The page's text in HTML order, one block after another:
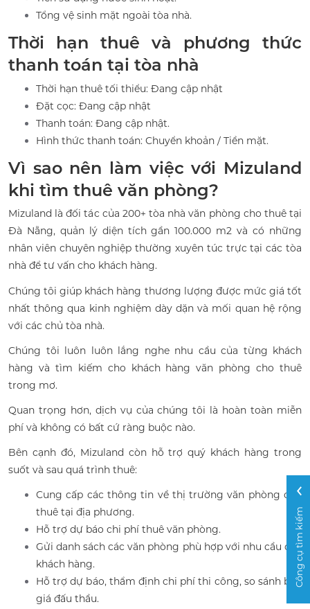
Tổng vệ sinh mặt ngoài tòa nhà.
Thời hạn thuê và phương thức
thanh toán tại tòa nhà
Thời hạn thuê tối thiểu: Đang cập nhật
Đặt cọc: Đang cập nhật
Thanh toán: Đang cập nhật.
Hình thức thanh toán: Chuyển khoản / Tiền mặt.
Vì sao nên làm việc với Mizuland
khi tìm thuê văn phòng?
Mizuland là đối tác của 200+ tòa nhàvăn phòng cho thuê tại
Đà Nẵng, quản lý diện tích gần 100.000 m2 và có những
nhân viên chuyên nghiệp thường xuyên túc trực tại các tòa
nhà để tư vấn cho khách hàng.
Chúng tôi giúp khách hàng thương lượng được mức giá tốt
nhất thông qua kinh nghiệm dày dặn và mối quan hệ rộng
với các chủ tòa nhà.
Chúng tôi luôn luôn lắng nghe nhu cầu của từng khách
hàng và tìm kiếm cho khách hàng văn phòng cho thuê
trong mơ.
Quan trọng hơn, dịch vụ của chúng tôi là hoàn toàn miễn
phí và không có bất cứ ràng buộc nào.
Bên cạnh đó, Mizuland còn hỗ trợ quý khách hàng trong
suốt và sau quá trình thuê:
Cung cấp các thông tin về thị trường văn phòng cho
thuê tại địa phương.
Hỗ trợ dự báo chi phí thuê văn phòng.
Gửi danh sách các văn phòng phù hợp với nhu cầu của
khách hàng.
Hỗ trợ dự báo, thẩm định chi phí thi công, so sánh báo
giá đấu thầu.
Công cụ tìm kiếm